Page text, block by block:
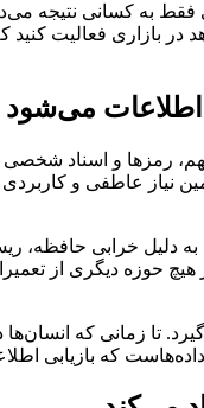
به کسانی نتیجه
بازاری فعالیت
اطلاعات می‌شود
رمزها و اسناد
عاطفی و کاربردی
خرابی حافظه،
حوزه دیگری از
تا زمانی که انسان‌ها
که بازیابی